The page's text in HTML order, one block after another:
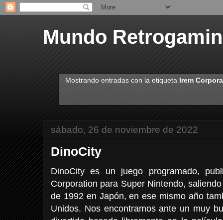
Mundo
Mostrando entradas con la etiqueta Irem
sábado, 26 de noviembre de 2022
DinoCity
DinoCity es un juego programado,
Corporation para Super Nintendo,
de 1992 en Japón, en ese mismo año
Unidos. Nos encontramos ante un muy